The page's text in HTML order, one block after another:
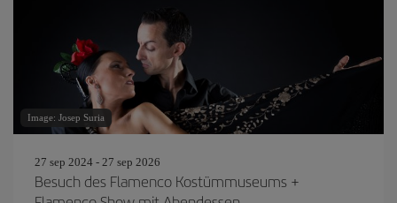
Image: Josep Suria
27 sep 2024 - 27 sep 2026
Besuch des Flamenco Kostümmuseums +